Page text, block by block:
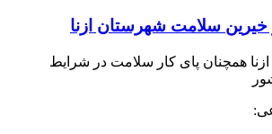
خیرین سلامت شهرستان ازنا